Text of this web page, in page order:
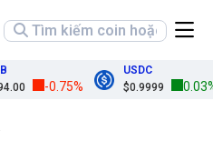
-0.75%
USDC
$0.9999
0.03%